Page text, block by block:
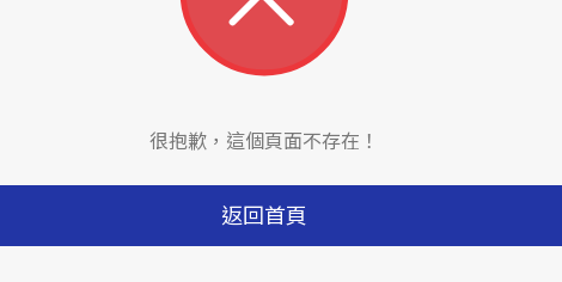
很抱歉，這個頁面不存在！
返回首頁